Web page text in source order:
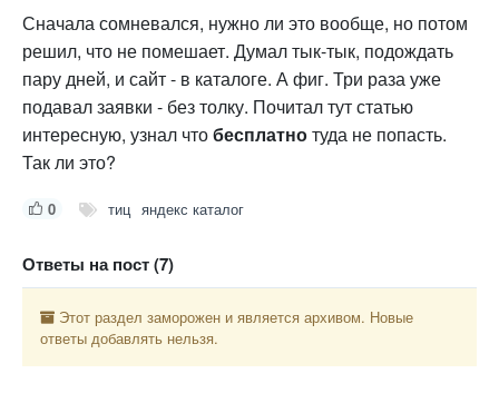
Сначала сомневался, нужно ли это вообще, но потом
решил, что не помешает. Думал тык-тык, подождать
пару дней, и сайт - в каталоге. А фиг. Три раза уже
подавал заявки - без толку. Почитал тут статью
интересную, узнал чтобесплатнотуда не попасть.
Так ли это?
0 тиц яндекс каталог
Ответы на пост (7)
Этот раздел заморожен и является архивом. Новые
ответы добавлять нельзя.